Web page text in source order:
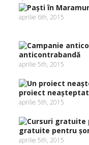
aprilie 6th, 2015
anticontrabandă
aprilie 5th, 2015
proiect
aprilie 5th, 2015
gratuite pentru
aprilie 5th, 2015